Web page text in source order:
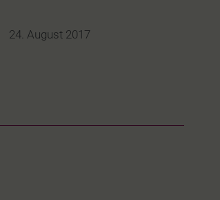
24. August 2017